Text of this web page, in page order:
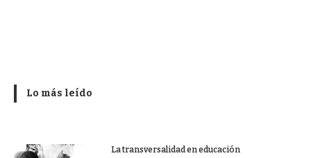
Lo más leído
La transversalidad en educación